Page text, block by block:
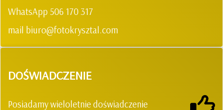
WhatsApp 506 170 317
mail biuro@fotokrysztal.com
DOŚWIADCZENIE
Posiadamy wieloletnie doświadczenie